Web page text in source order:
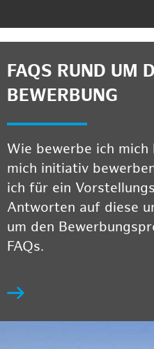
FAQS RUND UM
BEWERBUNG
Wie bewerbe ich mich
mich initiativ
ich für ein
Antworten auf diese
um den
FAQs.